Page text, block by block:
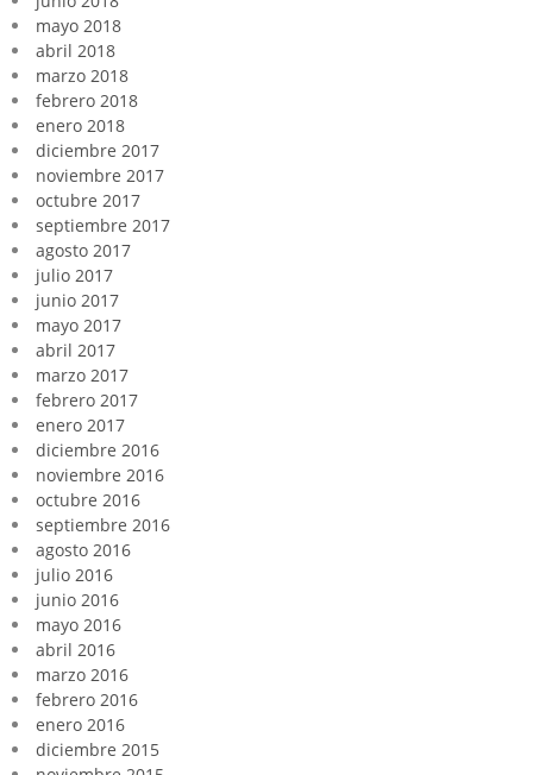
mayo 2018
abril 2018
marzo 2018
febrero 2018
enero 2018
diciembre 2017
noviembre 2017
octubre 2017
septiembre 2017
agosto 2017
julio 2017
junio 2017
mayo 2017
abril 2017
marzo 2017
febrero 2017
enero 2017
diciembre 2016
noviembre 2016
octubre 2016
septiembre 2016
agosto 2016
julio 2016
junio 2016
mayo 2016
abril 2016
marzo 2016
febrero 2016
enero 2016
diciembre 2015